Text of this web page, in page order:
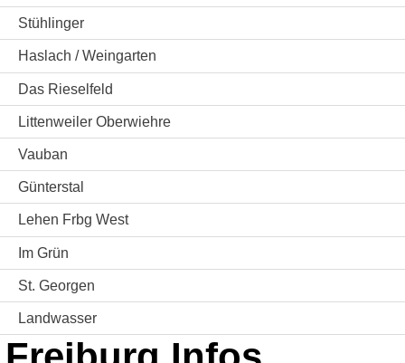
Stühlinger
Haslach / Weingarten
Das Rieselfeld
Littenweiler Oberwiehre
Vauban
Günterstal
Lehen Frbg West
Im Grün
St. Georgen
Landwasser